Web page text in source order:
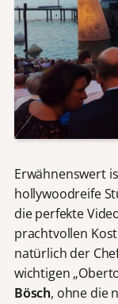
Erwähnenswert
hollywoodreife
die perfekte
prachtvollen
natürlich der
wichtigen
Bösch, ohne die